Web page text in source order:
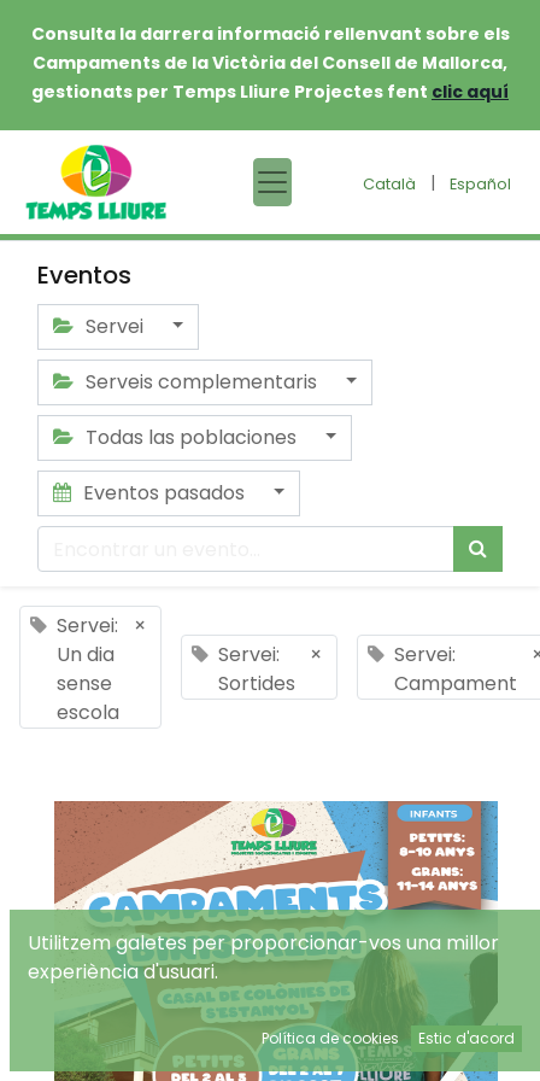
Consulta la darrera informació rellenvant sobre els
Campaments de la Victòria del Consell de Mallorca,
gestionats per Temps Lliure Projectes fent clic aquí
Català | Español
Eventos
Servei
Serveis complementaris
Todas las poblaciones
Eventos pasados
Servei:
Un dia
sense
escola
×
Servei:
Sortides
×
Servei:
Campament
Utilitzem galetes per proporcionar-vos una millor
experiència d'usuari.
Política de cookies Estic d'acord